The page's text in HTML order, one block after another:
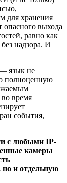
для хранения
опасного выхода
равно как
надзора. И
— язык не
полноценную
время
события,
с любыми IP-
камеры
но и отдельную